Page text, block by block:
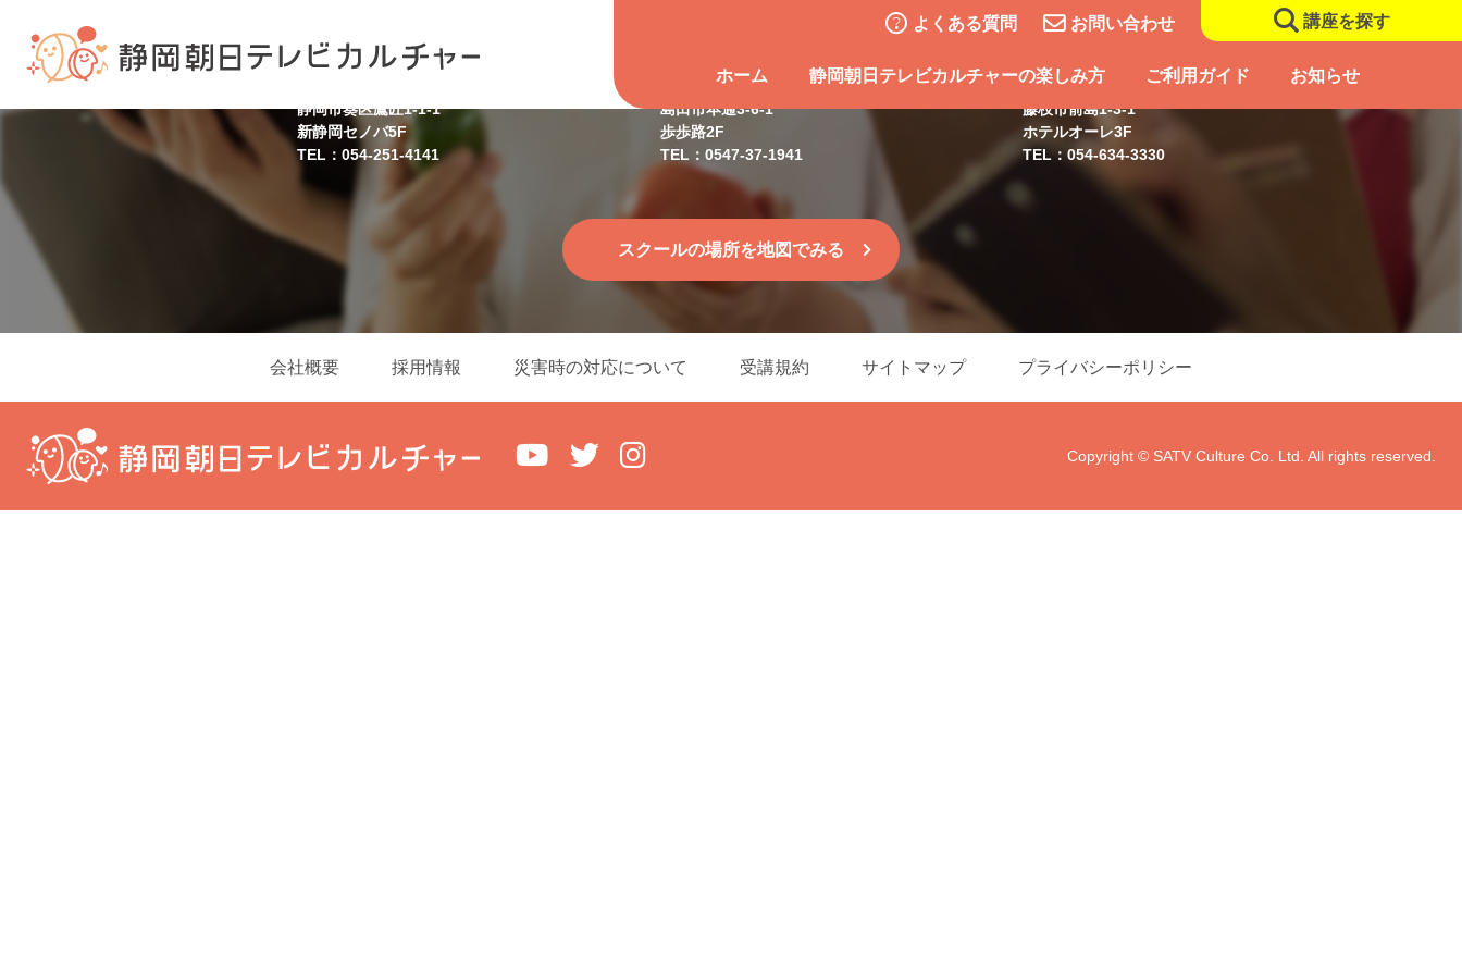
よくある質問 お問い合わせ 講座を探す
ホーム 静岡朝日テレビカルチャーの楽しみ方 ご利用ガイド お知らせ
静岡スクール
静岡市葵区鷹匠1-1-1
新静岡セノバ5F
TEL：054-251-4141
島田スクール
島田市本通3-6-1
歩歩路2F
TEL：0547-37-1941
藤枝スクール
藤枝市前島1-3-1
ホテルオーレ3F
TEL：054-634-3330
スクールの場所を地図でみる
会社概要 採用情報 災害時の対応について 受講規約 サイトマップ プライバシーポリシー
Copyright © SATV Culture Co. Ltd. All rights reserved.